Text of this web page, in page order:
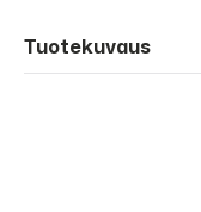
Tuotekuvaus